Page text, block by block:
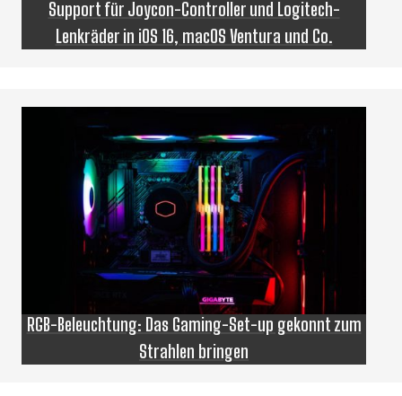
Support für Joycon-Controller und Logitech-
Lenkräder in iOS 16, macOS Ventura und Co.
RGB-Beleuchtung: Das Gaming-Set-up gekonnt zum
Strahlen bringen